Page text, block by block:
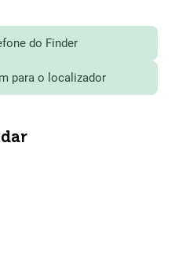
do Finder
para o localizador